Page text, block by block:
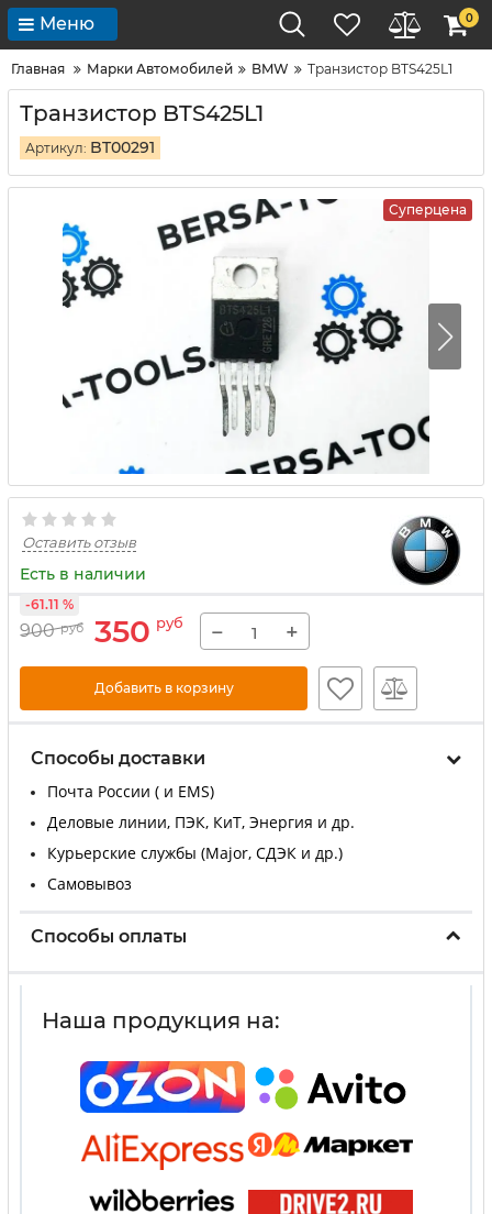
Меню 0
Главная Марки Автомобилей BMW Транзистор BTS425L1
Транзистор BTS425L1
Артикул: BT00291
Суперцена
Оставить отзыв
Есть в наличии
900 руб 350 руб
-61.11 %
− +
Добавить в корзину
Способы доставки
Почта России ( и EMS)
Деловые линии, ПЭК, КиТ, Энергия и др.
Курьерские службы (Major, СДЭК и др.)
Самовывоз
Способы оплаты
Наша продукция на: